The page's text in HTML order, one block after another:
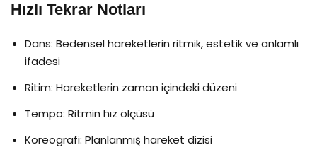
Hızlı Tekrar Notları
Dans: Bedensel hareketlerin ritmik, estetik ve anlamlı
ifadesi
Ritim: Hareketlerin zaman içindeki düzeni
Tempo: Ritmin hız ölçüsü
Koreografi: Planlanmış hareket dizisi